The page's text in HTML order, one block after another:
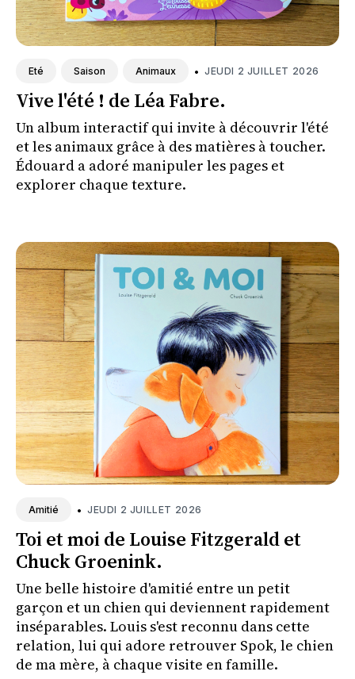
Eté Saison Animaux • JEUDI 2 JUILLET 2026
Vive l'été ! de Léa Fabre.
Un album interactif qui invite à découvrir l'été
et les animaux grâce à des matières à toucher.
Édouard a adoré manipuler les pages et
explorer chaque texture.
Amitié • JEUDI 2 JUILLET 2026
Toi et moi de Louise Fitzgerald et
Chuck Groenink.
Une belle histoire d'amitié entre un petit
garçon et un chien qui deviennent rapidement
inséparables. Louis s'est reconnu dans cette
relation, lui qui adore retrouver Spok, le chien
de ma mère, à chaque visite en famille.